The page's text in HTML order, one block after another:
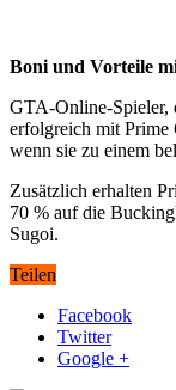
Boni und Vorteile
GTA-Online-Spieler,
erfolgreich mit Prime
wenn sie zu einem
Zusätzlich erhalten
70 % auf die
Sugoi.
Teilen
Facebook
Twitter
Google +